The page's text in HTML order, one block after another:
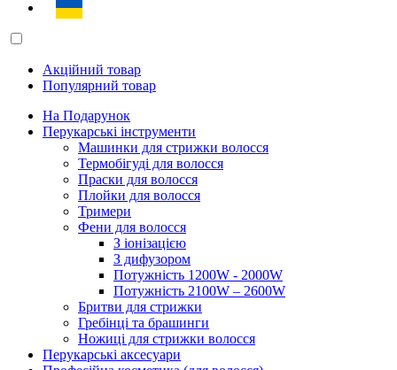
Акційний товар
Популярний товар
На Подарунок
Перукарські інструменти
Машинки для стрижки волосся
Термобігуді для волосся
Праски для волосся
Плойки для волосся
Тримери
Фени для волосся
З іонізацією
З дифузором
Потужність 1200W - 2000W
Потужність 2100W – 2600W
Бритви для стрижки
Гребінці та брашинги
Ножиці для стрижки волосся
Перукарські аксесуари